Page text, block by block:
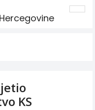
KS